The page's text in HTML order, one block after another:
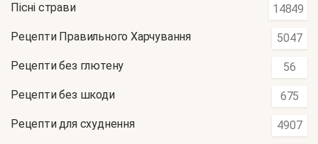
Пісні страви 14849
Рецепти Правильного Харчування 5047
Рецепти без глютену 56
Рецепти без шкоди 675
Рецепти для схуднення 4907